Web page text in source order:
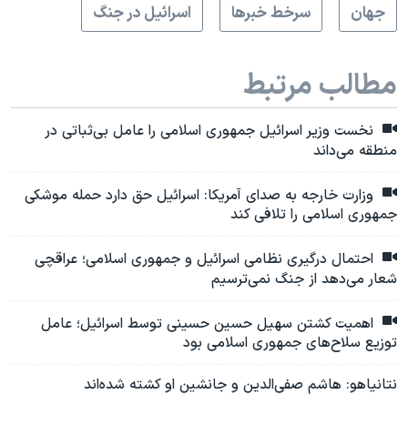
جهان
سرخط خبرها اسرائیل در جنگ
مطالب مرتبط
نخست وزیر اسرائیل جمهوری اسلامی را عامل بی‌ثباتی در
منطقه می‌داند
وزارت خارجه به صدای آمریکا: اسرائیل حق دارد حمله موشکی
جمهوری اسلامی را تلافی کند
احتمال درگیری نظامی اسرائیل و جمهوری اسلامی؛ عراقچی
شعار می‌دهد از جنگ نمی‌ترسیم
اهمیت کشتن سهیل حسین حسینی توسط اسرائیل؛ عامل
توزیع سلاح‌های جمهوری اسلامی بود
نتانیاهو: هاشم صفی‌الدین و جانشین او کشته شده‌اند